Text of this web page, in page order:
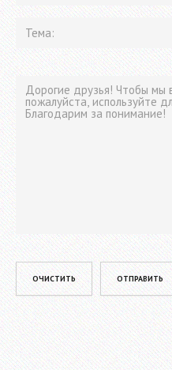
Please leave this field empty.